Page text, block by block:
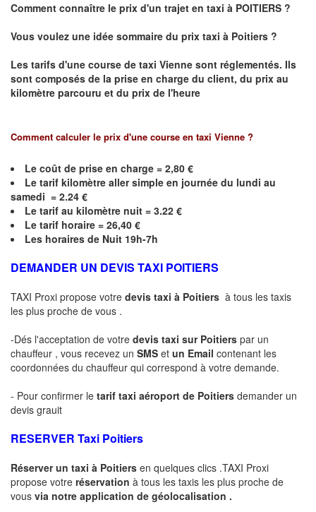
Comment connaître le prix d'un trajet en taxi à POITIERS ?
Vous voulez une idée sommaire du prix taxi à Poitiers ?
Les tarifs d'une course de taxi Vienne sont réglementés. Ils
sont composés de la prise en charge du client, du prix au
kilomètre parcouru et du prix de l'heure
Comment calculer le prix d'une course en taxi Vienne ?
Le coût de prise en charge = 2,80 €
Le tarif kilomètre aller simple en journée du lundi au
samedi = 2.24 €
Le tarif au kilomètre nuit = 3.22 €
Le tarif horaire = 26,40 €
Les horaires de Nuit 19h-7h
DEMANDER UN DEVIS TAXI POITIERS
TAXI Proxi propose votre devis taxi à Poitiers à tous les taxis
les plus proche de vous .
-Dés l'acceptation de votre devis taxi sur Poitiers par un
chauffeur , vous recevez un SMS et un Email contenant les
coordonnées du chauffeur qui correspond à votre demande.
- Pour confirmer le tarif taxi aéroport de Poitiers demander un
devis grauit
RESERVER Taxi Poitiers
Réserver un taxi à Poitiers en quelques clics .TAXI Proxi
propose votre réservation à tous les taxis les plus proche de
vous via notre application de géolocalisation .